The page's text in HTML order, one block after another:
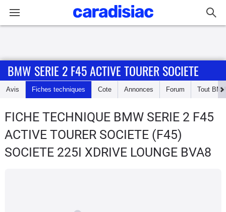
Accueil
Essais
Guide
d'achat
BMW SERIE 2 F45 ACTIVE TOURER SOCIETE
Avis Fiches techniques Cote Annonces Forum Tout
FICHE TECHNIQUE BMW SERIE 2 F45
ACTIVE TOURER SOCIETE (F45)
SOCIETE 225I XDRIVE LOUNGE BVA8